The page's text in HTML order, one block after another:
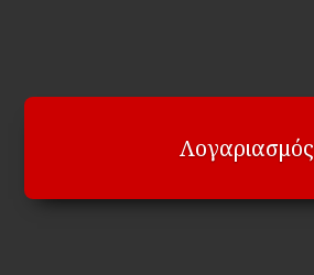
Λογαριασμός